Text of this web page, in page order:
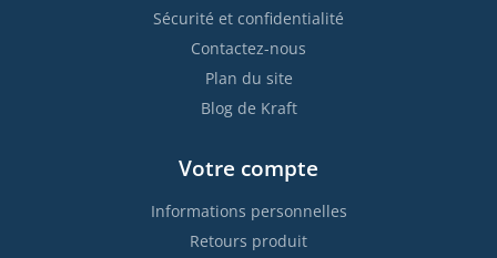
Sécurité et confidentialité
Contactez-nous
Plan du site
Blog de Kraft
Votre compte
Informations personnelles
Retours produit